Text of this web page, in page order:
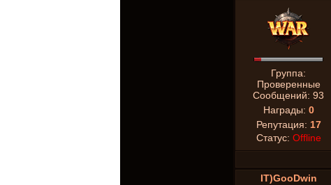
Группа:
Проверенные
Сообщений: 93
Награды: 0
Репутация: 17
Статус: Offline
IT)GooDwin